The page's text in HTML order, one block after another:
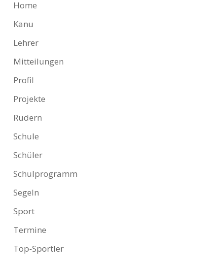
Home
Kanu
Lehrer
Mitteilungen
Profil
Projekte
Rudern
Schule
Schüler
Schulprogramm
Segeln
Sport
Termine
Top-Sportler